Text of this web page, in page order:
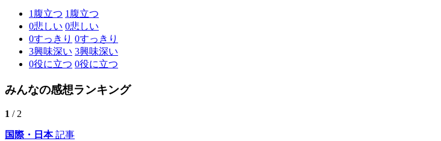
1 腹立つ 1 腹立つ
0悲しい 0悲しい
0すっきり 0すっきり
3興味深い 3興味深い
0役に立つ 0役に立つ
みんなの感想ランキング
1 / 2
国際・日本記事